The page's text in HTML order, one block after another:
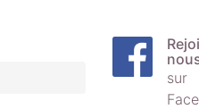
sur